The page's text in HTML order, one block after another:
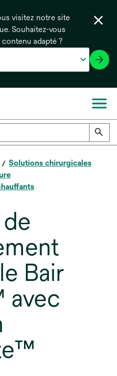
visitez notre site
Souhaitez-vous
adapté ?
Solutions chirurgicales
Bair
avec